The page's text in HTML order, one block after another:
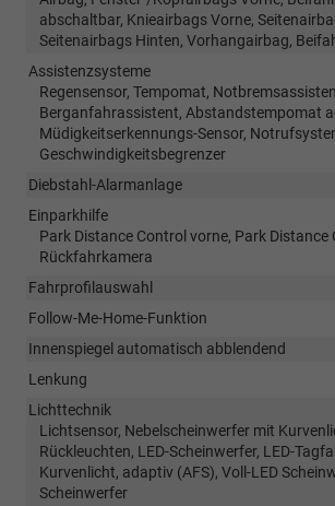
abschaltbar, Knieairbags Vorne,
Seitenairbags Hinten, Vorhangairbag,
Assistenzsysteme
Regensensor, Tempomat,
Berganfahrassistent, Abstandstempomat
Müdigkeitserkennungs-Sensor,
Geschwindigkeitsbegrenzer
Diebstahl-Alarmanlage
Einparkhilfe
Park Distance Control vorne, Park Distance
Rückfahrkamera
Fahrprofilauswahl
Follow-Me-Home-Funktion
Innenspiegel automatisch abblendend
Lenkung
Lichttechnik
Lichtsensor, Nebelscheinwerfer mit
Rückleuchten, LED-Scheinwerfer, LED-
Kurvenlicht, adaptiv (AFS), Voll-LED
Scheinwerfer